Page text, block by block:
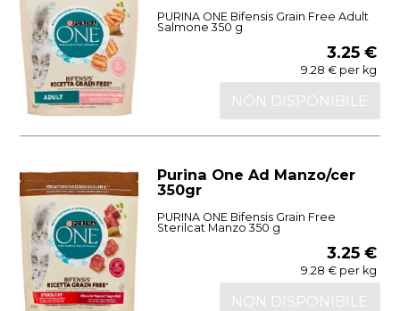
PURINA ONE Bifensis Grain Free Adult
Salmone 350 g
3.25 €
9.28 € per kg
NON DISPONIBILE
Purina One Ad Manzo/cer
350gr
PURINA ONE Bifensis Grain Free
Sterilcat Manzo 350 g
3.25 €
9.28 € per kg
NON DISPONIBILE